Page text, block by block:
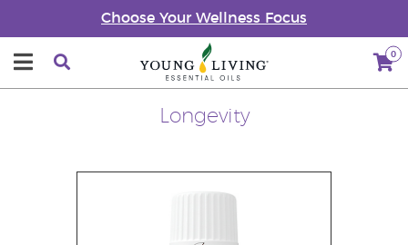
Choose Your Wellness Focus
0
Longevity